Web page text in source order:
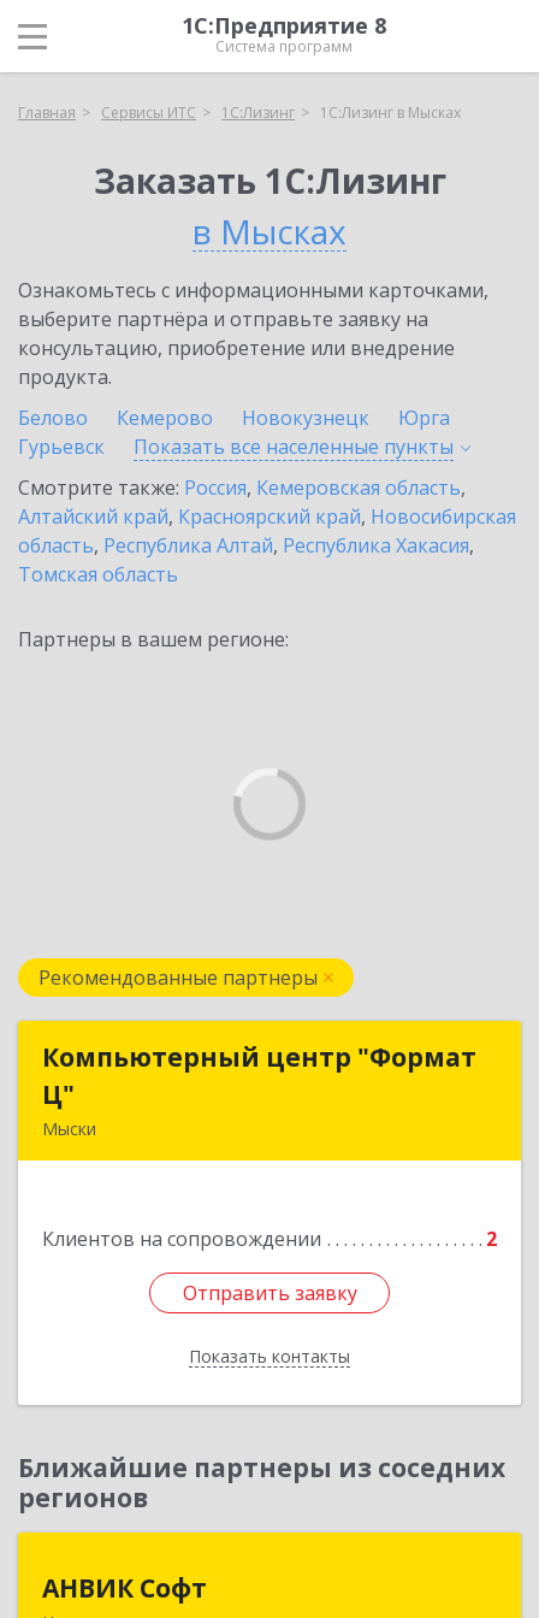
1С:Предприятие 8
Система программ
Главная Сервисы ИТС 1С:Лизинг 1С:Лизинг в Мысках
Заказать 1С:Лизинг
в Мысках
Ознакомьтесь с информационными карточками,
выберите партнёра и отправьте заявку на
консультацию, приобретение или внедрение
продукта.
Белово
Кемерово Новокузнецк
Юрга
Гурьевск
Показать все населенные пункты
Смотрите также: Россия, Кемеровская область,
Алтайский край, Красноярский край, Новосибирская
область, Республика Алтай, Республика Хакасия,
Томская область
Партнеры в вашем регионе:
Рекомендованные партнеры
Компьютерный центр "Формат
Ц"
Мыски
Клиентов на сопровождении 2
Отправить заявку
Показать контакты
Компьютерный центр "Формат
Подробнее
Отправить заявку
Назад
Ближайшие партнеры из соседних
регионов
АНВИК Софт